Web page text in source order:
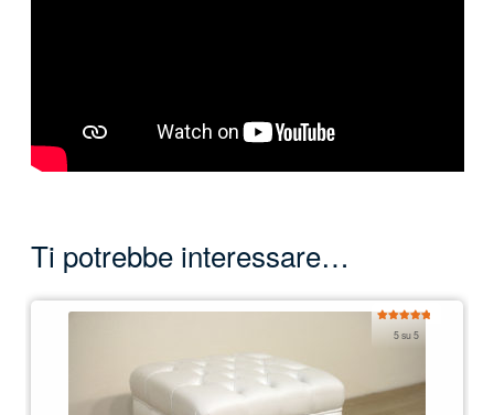
Ti potrebbe interessare…
5 su 5